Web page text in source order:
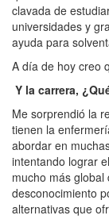
clavada de
universidades y
ayuda para
A día de hoy creo
Y la carrera,
Me sorprendió la
tienen la
abordar en
intentando lograr
mucho más
desconocimiento
alternativas que